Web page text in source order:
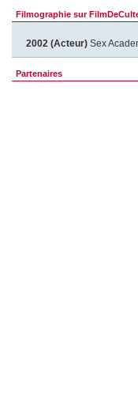
Filmographie sur
2002 (Acteur) Sex
Partenaires